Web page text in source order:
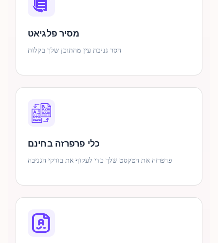
מסיר פלגיאט
הסר גניבת עין מהתוכן שלך בקלות
כלי פרפרזה בחינם
פרפרזה את הטקסט שלך כדי לעקוף את בודקי הגניבה